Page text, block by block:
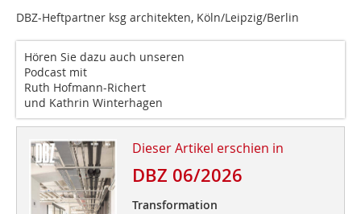
DBZ-Heftpartner ksg architekten, Köln/Leipzig/Berlin
Hören Sie dazu auch unseren
Podcast mit
Ruth Hofmann-Richert
und Kathrin Winterhagen
Dieser Artikel erschien in
DBZ 06/2026
Transformation